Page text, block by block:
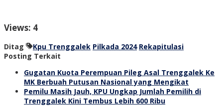
Views: 4
Ditag Kpu Trenggalek Pilkada 2024 Rekapitulasi
Posting Terkait
Gugatan Kuota Perempuan Pileg Asal Trenggalek Ke
MK Berbuah Putusan Nasional yang Mengikat
Pemilu Masih Jauh, KPU Ungkap Jumlah Pemilih di
Trenggalek Kini Tembus Lebih 600 Ribu